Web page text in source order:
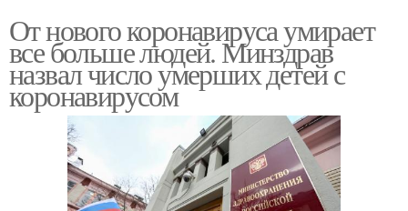
От нового коронавируса умирает
все больше людей. Минздрав
назвал число умерших детей с
коронавирусом